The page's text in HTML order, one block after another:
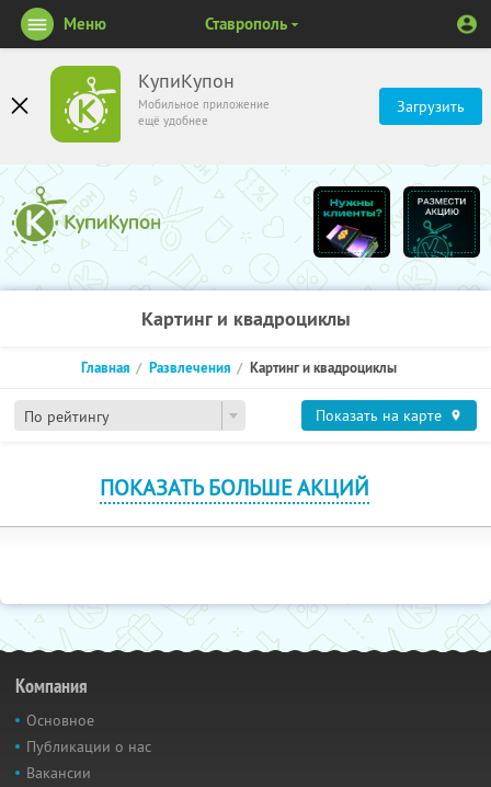
КупиКупон
Мобильное приложение
ещё удобнее
Загрузить
Меню Ставрополь
Картинг и квадроциклы
По рейтингу
Главная Развлечения Картинг и квадроциклы
Показать на карте
ПОКАЗАТЬ БОЛЬШЕ АКЦИЙ
Компания
Основное
Публикации о нас
Вакансии